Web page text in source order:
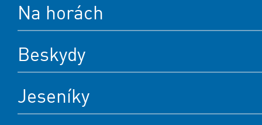
Na horách
Beskydy
Jeseníky